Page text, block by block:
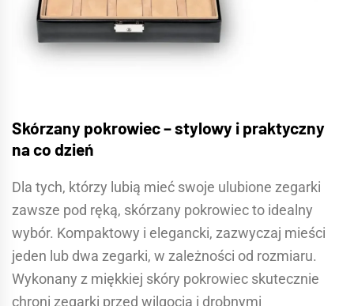
Skórzany pokrowiec – stylowy i praktyczny
na co dzień
Dla tych, którzy lubią mieć swoje ulubione zegarki
zawsze pod ręką, skórzany pokrowiec to idealny
wybór. Kompaktowy i elegancki, zazwyczaj mieści
jeden lub dwa zegarki, w zależności od rozmiaru.
Wykonany z miękkiej skóry pokrowiec skutecznie
chroni zegarki przed wilgocią i drobnymi